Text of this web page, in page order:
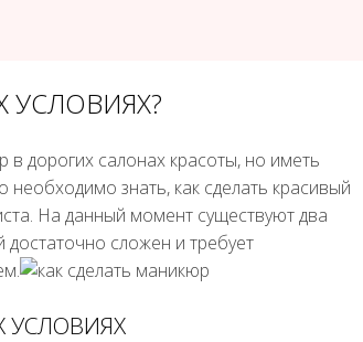
дорогих салонах красоты, но иметь
знать, как сделать красивый
На данный момент существуют два
сложен и требует